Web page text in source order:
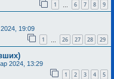
1 6 7 8 9
19:09
1 26 27 28 29
2024, 13:29
1 2 3 4 5